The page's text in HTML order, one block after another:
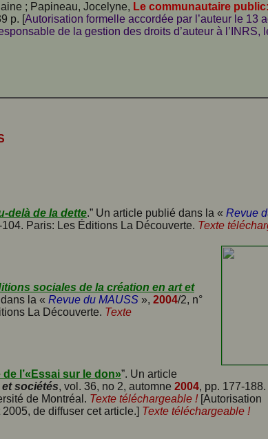
; Papineau, Jocelyne, Le communautaire
p. [Autorisation formelle accordée par l’auteur le 13
de la gestion des droits d’auteur à l’INRS,
delà de la dette.” Un article publié dans la « Revue
104. Paris: Les Éditions La Découverte. Texte
sociales de la création en art et
la « Revue du MAUSS », 2004/2, n°
La Découverte. Texte
de l’«Essai sur le don»”. Un article
sociétés, vol. 36, no 2, automne 2004, pp. 177-188.
de Montréal. Texte téléchargeable ![Autorisation
de diffuser cet article.] Texte téléchargeable !